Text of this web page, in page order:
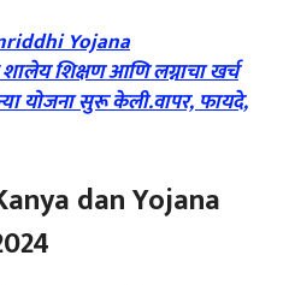
Yojana
शिक्षण आणि लग्नाचा खर्च
योजना सुरू केली.वापर, फायदे,
dan Yojana